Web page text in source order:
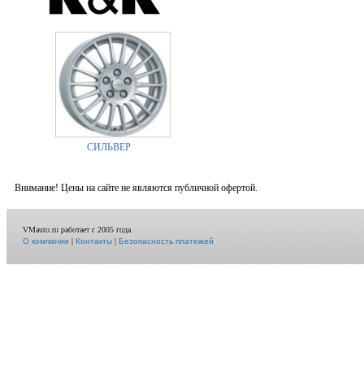
СИЛЬВЕР
Внимание! Цены на сайте не являются публичной офертой.
VMauto.ru работает с 2005 года.
О компании|Контакты|Безопасность платежей